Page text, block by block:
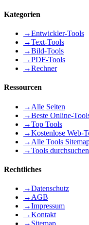
Kategorien
→Entwickler-Tools
→Text-Tools
→Bild-Tools
→PDF-Tools
→Rechner
Ressourcen
→ Alle Seiten
→Beste Online-
→Top Tools
→Kostenlose Web-
→ Alle Tools
→Tools durchsuchen
Rechtliches
→Datenschutz
→ AGB
→Impressum
→Kontakt